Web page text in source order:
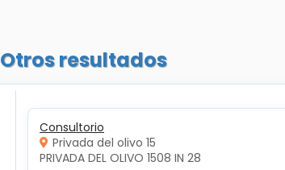
Otros resultados
Consultorio
Privada del olivo 15
PRIVADA DEL OLIVO 1508 IN 28